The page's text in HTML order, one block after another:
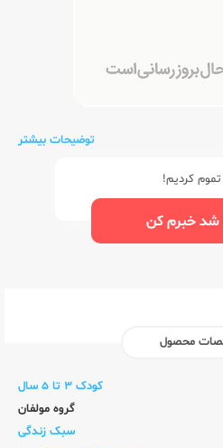
توضیحات بیشتر
تموم کردیم!
شد خبرم کن
محصول
کودک 3 تا 5 سال
گروه مولفان
سبک زندگی